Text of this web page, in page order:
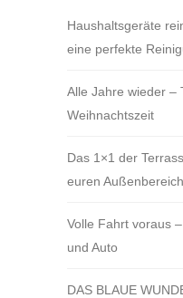
Haushaltsgeräte
eine perfekte
Alle Jahre wieder –
Weihnachtszeit
Das 1×1 der
euren
Volle Fahrt voraus
und Auto
DAS BLAUE